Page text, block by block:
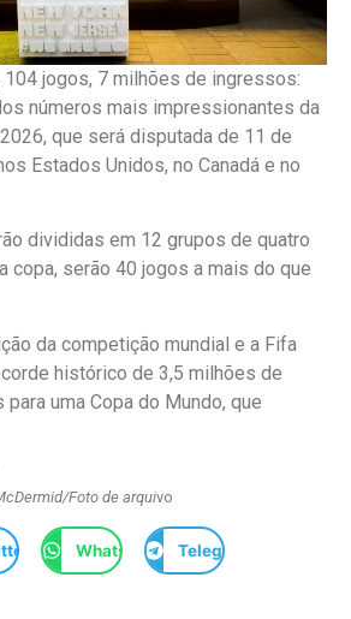
jogos, 7 milhões de ingressos:
números mais impressionantes da
que será disputada de 11 de
Estados Unidos, no Canadá e no
divididas em 12 grupos de quatro
copa, serão 40 jogos a mais do que
da competição mundial e a Fifa
histórico de 3,5 milhões de
uma Copa do Mundo, que
Foto de arquivo
WhatsApp Telegram